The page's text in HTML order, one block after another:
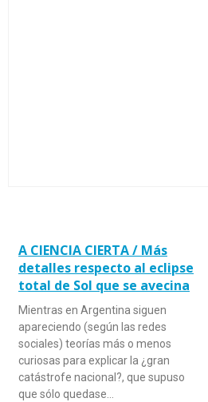
A CIENCIA CIERTA / Más
detalles respecto al eclipse
total de Sol que se avecina
Mientras en Argentina siguen
apareciendo (según las redes
sociales) teorías más o menos
curiosas para explicar la ¿gran
catástrofe nacional?, que supuso
que sólo quedase…